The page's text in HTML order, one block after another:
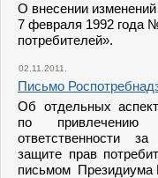
О внесении
7 февраля 1992 года
потребителей».
02.11.2011.
Письмо
Об отдельных
по привлечению
ответственности
защите прав
письмом